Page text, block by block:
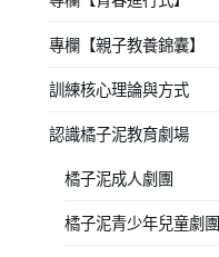
專欄【親子教養錦囊】
訓練核心理論與方式
認識橘子泥教育劇場
橘子泥成人劇團
橘子泥青少年兒童劇團